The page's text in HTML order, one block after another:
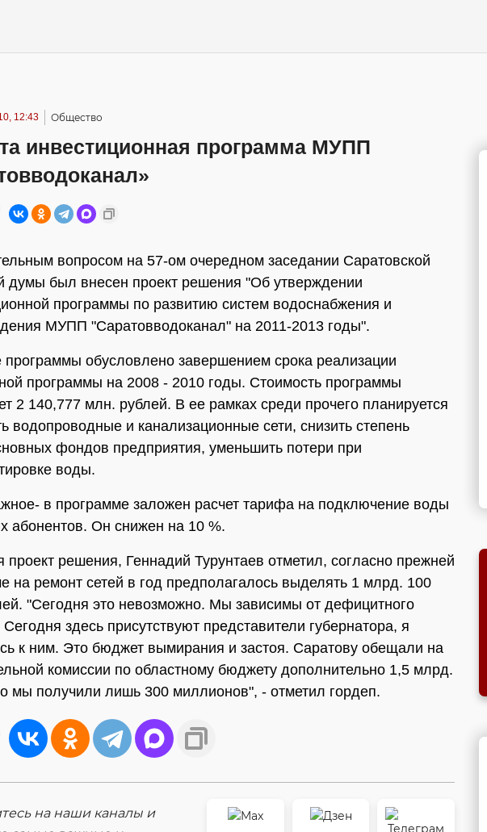
12:43 Общество
инвестиционная программа МУПП
вопросом на 57-ом очередном заседании Саратовской
думы был внесен проект решения "Об утверждении
программы по развитию систем водоснабжения и
МУПП "Саратовводоканал" на 2011-2013 годы".
программы обусловлено завершением срока реализации
программы на 2008 - 2010 годы. Стоимость программы
2 140,777 млн. рублей. В ее рамках среди прочего планируется
водопроводные и канализационные сети, снизить степень
фондов предприятия, уменьшить потери при
воды.
в программе заложен расчет тарифа на подключение воды
абонентов. Он снижен на 10 %.
проект решения, Геннадий Турунтаев отметил, согласно прежней
на ремонт сетей в год предполагалось выделять 1 млрд. 100
"Сегодня это невозможно. Мы зависимы от дефицитного
здесь присутствуют представители губернатора, я
к ним. Это бюджет вымирания и застоя. Саратову обещали на
комиссии по областному бюджету дополнительно 1,5 млрд.
мы получили лишь 300 миллионов", - отметил гордеп.
на наши каналы и